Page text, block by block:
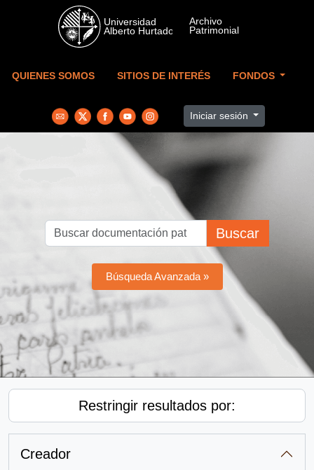
Skip to main content
QUIENES SOMOS SITIOS DE INTERÉS FONDOS
Iniciar sesión
Buscar
Búsqueda Avanzada »
Restringir resultados por:
Creador